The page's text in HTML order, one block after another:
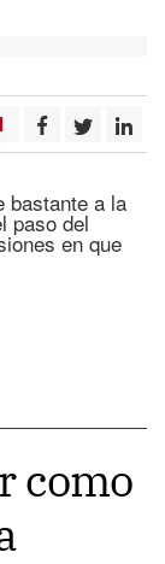
bastante a la
paso del
en que
como